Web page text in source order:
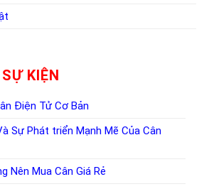
KIỆN
Điện Tử Cơ Bản
Sự Phát triển Mạnh Mẽ Của Cân
Nên Mua Cân Giá Rẻ